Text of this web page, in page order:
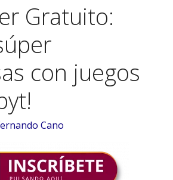
Gratuito:
con juegos
Cano